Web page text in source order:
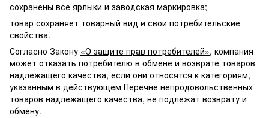
сохранены все ярлыки и заводская маркировка;
товар сохраняет товарный вид и свои потребительские
свойства.
Согласно Закону «О защите прав потребителей», компания
может отказать потребителю в обмене и возврате товаров
надлежащего качества, если они относятся к категориям,
указанным в действующем Перечне непродовольственных
товаров надлежащего качества, не подлежат возврату и
обмену.